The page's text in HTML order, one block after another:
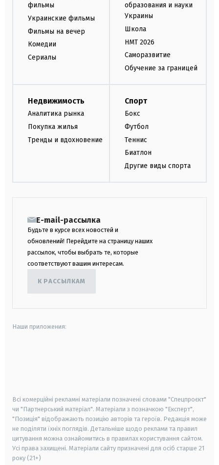
фильмы
Украинские фильмы
Фильмы на вечер
Комедии
Сериалы
образования и науки
Украины
Школа
НМТ 2026
Саморазвитие
Обучение за границей
Недвижимость
Аналитика рынка
Покупка жилья
Тренды и вдохновение
Спорт
Бокс
Футбол
Теннис
Биатлон
Другие виды спорта
E-mail-рассылка
Будьте в курсе всех новостей и
обновлений! Перейдите на страницу наших
рассылок, чтобы выбрать те, которые
соответствуют вашим интересам.
К РАССЫЛКАМ
Наши приложения:
Всі комерційні рекламні матеріали позначені словами "Спецпроєкт"
чи "Партнерський матеріал". Матеріали з позначкою "Експерт",
"Позиція" відображають позицію авторів та героїв. Редакція може
не поділяти їхніх поглядів. Детальніше щодо реклами та правил
цитування можна ознайомитись в правилах користування сайтом.
Усі права захищені. Матеріали сайту призначені для осіб старше 21
року (21+)